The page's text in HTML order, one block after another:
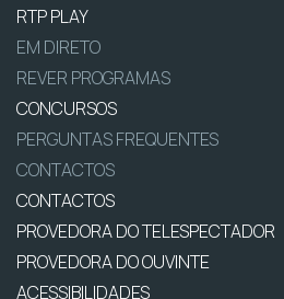
RTP PLAY
EM DIRETO
REVER PROGRAMAS
CONCURSOS
PERGUNTAS FREQUENTES
CONTACTOS
CONTACTOS
PROVEDORA DO TELESPECTADOR
PROVEDORA DO OUVINTE
ACESSIBILIDADES